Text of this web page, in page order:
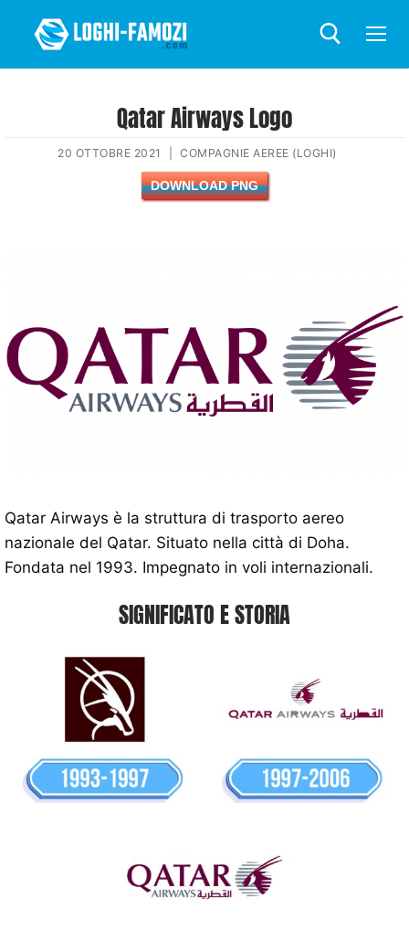
Qatar Airways Logo
20 OTTOBRE 2021 COMPAGNIE AEREE (LOGHI)
DOWNLOAD PNG
Qatar Airways è la struttura di trasporto aereo
nazionale del Qatar. Situato nella città di Doha.
Fondata nel 1993. Impegnato in voli internazionali.
SIGNIFICATO E STORIA